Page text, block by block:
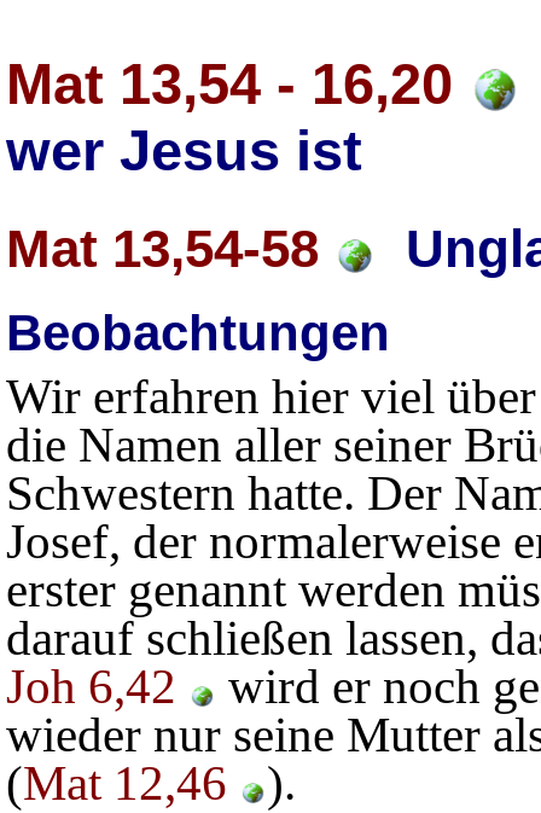
Mat 13,54 - 16,20
wer Jesus ist
Mat 13,54-58
Beobachtungen
Wir erfahren hier viel
die Namen aller seiner
Schwestern hatte. Der
Josef, der normalerweise
erster genannt werden
darauf schließen lassen,
Joh 6,42
wird er noch
wieder nur seine Mutter
(Mat 12,46
).